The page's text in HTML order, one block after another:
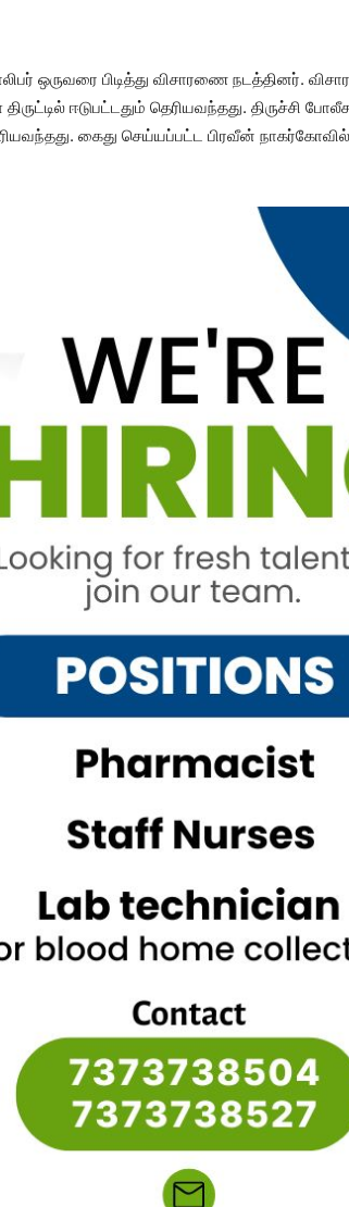
ஒருவரை பிடித்து விசாரணை நடத்தினர்.
ஈடுபட்டதும் தெரியவந்தது. திருச்சி
கைது செய்யப்பட்ட பிரவீன்